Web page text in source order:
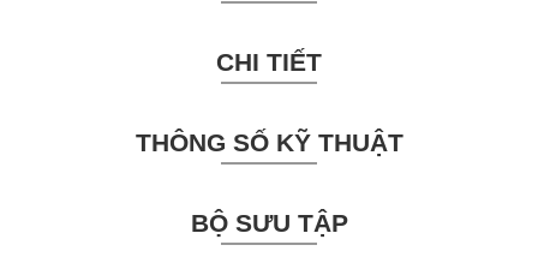
CHI TIẾT
THÔNG SỐ KỸ THUẬT
BỘ SƯU TẬP